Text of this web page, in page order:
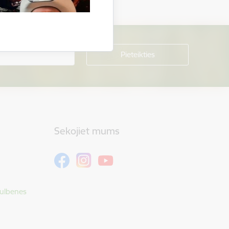
Sekojiet mums